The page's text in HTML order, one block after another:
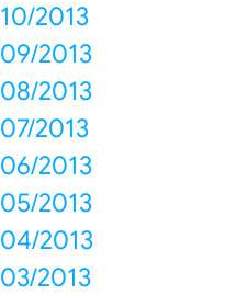
10/2013
09/2013
08/2013
07/2013
06/2013
05/2013
04/2013
03/2013